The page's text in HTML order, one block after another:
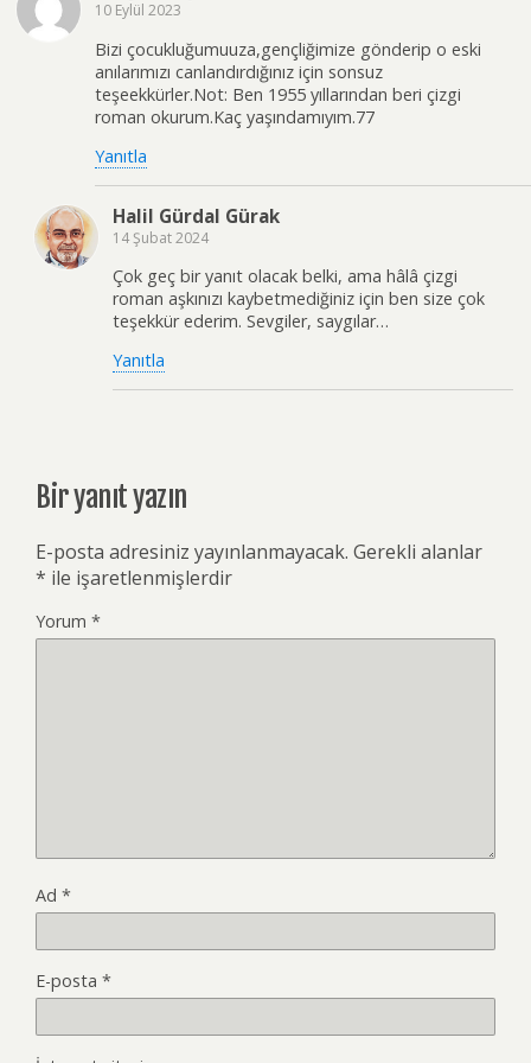
k p
10 Eylül 2023
Bizi çocukluğumuuza,gençliğimize gönderip o eski
anılarımızı canlandırdığınız için sonsuz
teşeekkürler.Not: Ben 1955 yıllarından beri çizgi
roman okurum.Kaç yaşındamıyım.77
Yanıtla
Halil Gürdal Gürak
14 Şubat 2024
Çok geç bir yanıt olacak belki, ama hâlâ çizgi
roman aşkınızı kaybetmediğiniz için ben size çok
teşekkür ederim. Sevgiler, saygılar…
Yanıtla
Bir yanıt yazın
E-posta adresiniz yayınlanmayacak. Gerekli alanlar
* ile işaretlenmişlerdir
Yorum *
Ad *
E-posta *